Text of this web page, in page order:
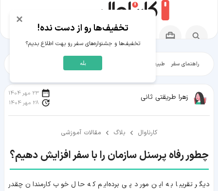
راهنمای سفر طبیعت‌گردی شهرگردی
زهرا طریقتی ثانی
23 مهر 1404
28 مهر 1404
کارناوال بلاگ مقالات آموزشی
چطور رفاه پرسنل سازمان را با سفر افزایش دهیم؟
دیگر تقریبا به این مورد پی برده‌ایم که حال خوب کارمندان چقدر
×
تخفیف‌ها رو از دست نده!
تخفیف‌ها و جشنواره‌های سفر رو بهت اطلاع بدیم؟
بله